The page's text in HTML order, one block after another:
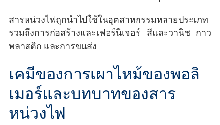
สารหน่วงไฟถูกนำไปใช้ในอุตสาหกรรมหลายประเภท
รวมถึงการก่อสร้างและเฟอร์นิเจอร์ สีและวานิช กาว
พลาสติก และการขนส่ง
เคมีของการเผาไหม้ของพอลิ
เมอร์และบทบาทของสาร
หน่วงไฟ